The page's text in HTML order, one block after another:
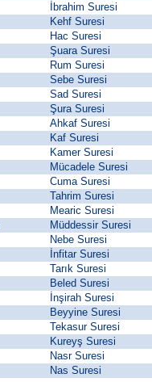
İbrahim Suresi
Kehf Suresi
Hac Suresi
Şuara Suresi
Rum Suresi
Sebe Suresi
Sad Suresi
Şura Suresi
Ahkaf Suresi
Kaf Suresi
Kamer Suresi
Mücadele Suresi
Cuma Suresi
Tahrim Suresi
Mearic Suresi
Müddessir Suresi
Nebe Suresi
İnfitar Suresi
Tarık Suresi
Beled Suresi
İnşirah Suresi
Beyyine Suresi
Tekasur Suresi
Kureyş Suresi
Nasr Suresi
Nas Suresi